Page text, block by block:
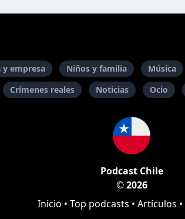
y empresa Niños y familia Música
Crímenes reales Noticias Ocio
Podcast Chile
© 2026
Inicio • Top podcasts • Artículos •